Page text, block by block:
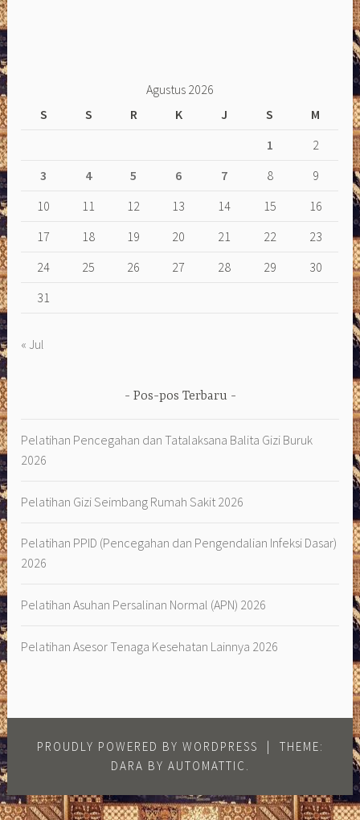
Agustus 2026
S
S R K J S
M
1
2
3
4 5 6 7 8
9
10
11 12 13 14 15
16
17
18 19 20 21 22
23
24
25 26 27 28 29
30
31
« Jul
Pos-pos Terbaru
Pelatihan Pencegahan dan Tatalaksana Balita Gizi Buruk
2026
Pelatihan Gizi Seimbang Rumah Sakit 2026
Pelatihan PPID (Pencegahan dan Pengendalian Infeksi Dasar)
2026
Pelatihan Asuhan Persalinan Normal (APN) 2026
Pelatihan Asesor Tenaga Kesehatan Lainnya 2026
PROUDLY POWERED BY WORDPRESS
THEME:
DARA BY AUTOMATTIC .